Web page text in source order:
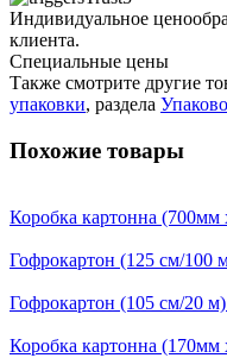
Индивидуальное
клиента.
Специальные цены
Также смотрите другие
упаковки, раздела
Похожие товары
Коробка картонна (700мм
Гофрокартон (125 см/100
Гофрокартон (105 см/20
Коробка картонна (170мм